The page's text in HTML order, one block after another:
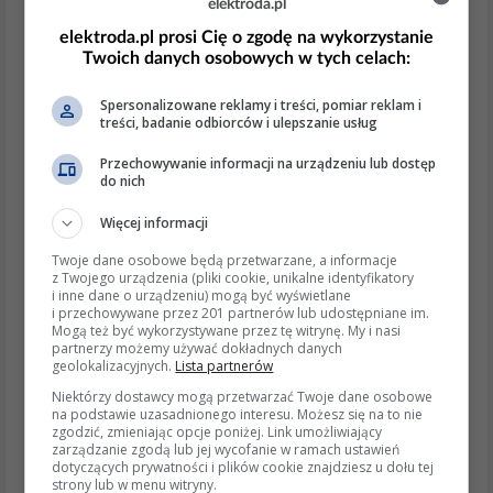
prowadzić do uszkodzenia urządzenia lub jego
nieprawidłowego działania.
3. Format sygnału wideo
Konwersja sygnału:
standardów sygnału (NTSC vs. PAL), konieczne
przetworzy sygnał z kamery na format
4. Ustawienia lusterka
Konfiguracja urządzenia:
Ustawienia:Przejrzyj ustawienia lusterka MBG
aktywne i skonfigurowane do sygnału wideo z
kamery wstecznej.
Aktualizacja oprogramowania:Sprawdź, czy
lusterko nie wymaga aktualizacji firmware’u, która
elektroda.pl
elektroda.pl prosi Cię o zgodę na wykorzystanie
Twoich danych osobowych w tych celach:
Spersonalizowane reklamy i treści, pomiar reklam i
treści, badanie odbiorców i ulepszanie usług
Przechowywanie informacji na urządzeniu lub dostęp
do nich
Więcej informacji
Twoje dane osobowe będą przetwarzane, a informacje
z Twojego urządzenia (pliki cookie, unikalne identyfikatory
i inne dane o urządzeniu) mogą być wyświetlane
i przechowywane przez 201 partnerów lub udostępniane im.
Mogą też być wykorzystywane przez tę witrynę. My i nasi
partnerzy możemy używać dokładnych danych
geolokalizacyjnych. Lista partnerów
Niektórzy dostawcy mogą przetwarzać Twoje dane osobowe
na podstawie uzasadnionego interesu. Możesz się na to nie
zgodzić, zmieniając opcje poniżej. Link umożliwiający
zarządzanie zgodą lub jej wycofanie w ramach ustawień
dotyczących prywatności i plików cookie znajdziesz u dołu tej
strony lub w menu witryny.